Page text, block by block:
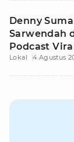
Denny
Sarwendah
Podcast
Lokal 4 Agustus